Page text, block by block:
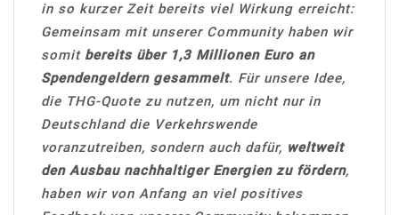
in so kurzer Zeit bereits viel Wirkung erreicht:
Gemeinsam mit unserer Community haben wir
somit bereits über 1,3 Millionen Euro an
Spendengeldern gesammelt. Für unsere Idee,
die THG-Quote zu nutzen, um nicht nur in
Deutschland die Verkehrswende
voranzutreiben, sondern auch dafür, weltweit
den Ausbau nachhaltiger Energien zu fördern,
haben wir von Anfang an viel positives